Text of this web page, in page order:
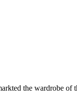
the wardrobe of